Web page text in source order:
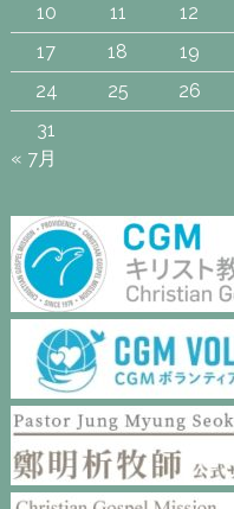
10
11 12
17
18 19
24
25 26
31
« 7月